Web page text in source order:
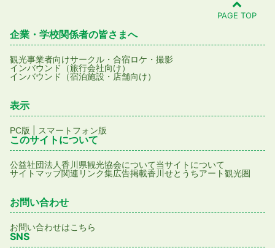
PAGE TOP
企業・学校関係者の皆さまへ
観光事業者向けサークル・合宿ロケ・撮影
インバウンド（旅行会社向け）
インバウンド（宿泊施設・店舗向け）
表示
PC版 スマートフォン版
このサイトについて
公益社団法人香川県観光協会について当サイトについて
サイトマップ関連リンク集広告掲載香川せとうちアート観光圏
お問い合わせ
お問い合わせはこちら
SNS